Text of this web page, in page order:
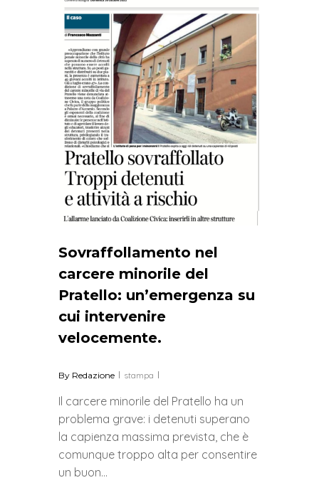
Sovraffollamento nel
carcere minorile del
Pratello: un’emergenza su
cui intervenire
velocemente.
By Redazione stampa
Il carcere minorile del Pratello ha un
problema grave: i detenuti superano
la capienza massima prevista, che è
comunque troppo alta per consentire
un buon…
0